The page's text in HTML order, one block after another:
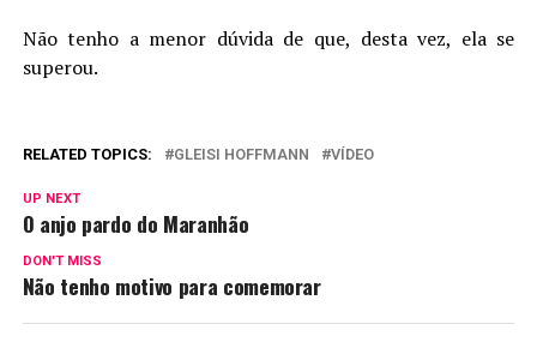
Não tenho a menor dúvida de que, desta vez, ela se
superou.
RELATED TOPICS: GLEISI HOFFMANN VÍDEO
UP NEXT
O anjo pardo do Maranhão
DON'T MISS
Não tenho motivo para comemorar